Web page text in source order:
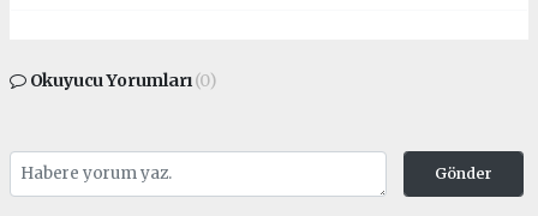
Okuyucu Yorumları(0)
Gönder